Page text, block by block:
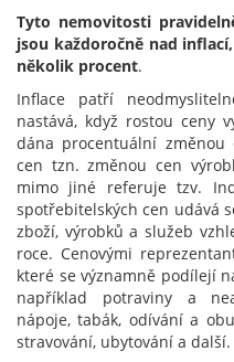
Tyto nemovitosti
jsou každoročně nad
několik procent.
Inflace patří
nastává, když rostou ceny
dána procentuální změnou
cen tzn. změnou cen
mimo jiné referuje tzv.
spotřebitelských cen udává
zboží, výrobků a služeb
roce. Cenovými
které se významně podílejí
například potraviny a
nápoje, tabák, odívání a
stravování, ubytování a další.